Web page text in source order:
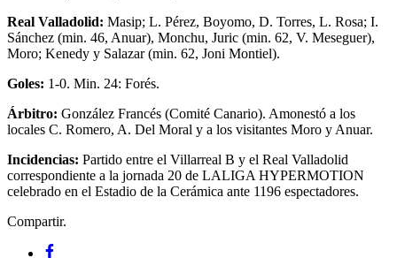
Real Valladolid: Masip; L. Pérez, Boyomo, D. Torres, L. Rosa; I.
Sánchez (min. 46, Anuar), Monchu, Juric (min. 62, V. Meseguer),
Moro; Kenedy y Salazar (min. 62, Joni Montiel).
Goles: 1-0. Min. 24: Forés.
Árbitro: González Francés (Comité Canario). Amonestó a los
locales C. Romero, A. Del Moral y a los visitantes Moro y Anuar.
Incidencias: Partido entre el Villarreal B y el Real Valladolid
correspondiente a la jornada 20 de LALIGA HYPERMOTION
celebrado en el Estadio de la Cerámica ante 1196 espectadores.
Compartir.